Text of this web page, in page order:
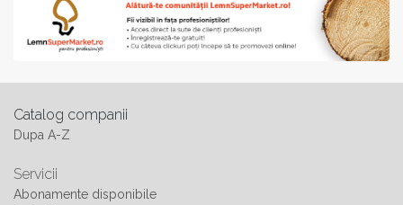
Catalog companii
Dupa A-Z
Servicii
Abonamente disponibile